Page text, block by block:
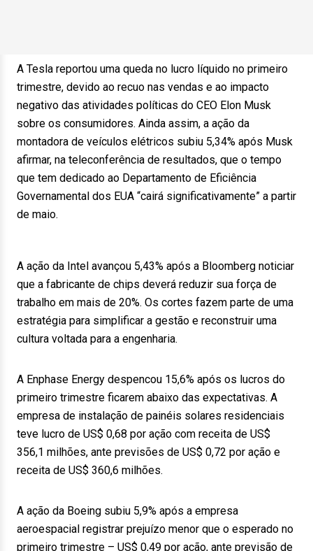
A Tesla reportou uma queda no lucro líquido no primeiro
trimestre, devido ao recuo nas vendas e ao impacto
negativo das atividades políticas do CEO Elon Musk
sobre os consumidores. Ainda assim, a ação da
montadora de veículos elétricos subiu 5,34% após Musk
afirmar, na teleconferência de resultados, que o tempo
que tem dedicado ao Departamento de Eficiência
Governamental dos EUA “cairá significativamente” a partir
de maio.
A ação da Intel avançou 5,43% após a Bloomberg noticiar
que a fabricante de chips deverá reduzir sua força de
trabalho em mais de 20%. Os cortes fazem parte de uma
estratégia para simplificar a gestão e reconstruir uma
cultura voltada para a engenharia.
A Enphase Energy despencou 15,6% após os lucros do
primeiro trimestre ficarem abaixo das expectativas. A
empresa de instalação de painéis solares residenciais
teve lucro de US$ 0,68 por ação com receita de US$
356,1 milhões, ante previsões de US$ 0,72 por ação e
receita de US$ 360,6 milhões.
A ação da Boeing subiu 5,9% após a empresa
aeroespacial registrar prejuízo menor que o esperado no
primeiro trimestre – US$ 0,49 por ação, ante previsão de